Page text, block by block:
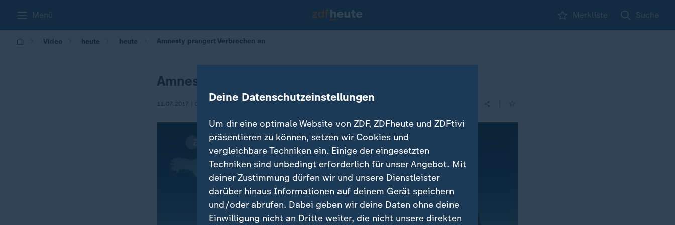
Menü Merkliste Suche
Video heute heute Amnesty prangert Verbrechen an
Amnesty prangert Verbrechen an
11.07.2017 | 09:10 Deine Datenschutzeinstellungen
Um dir eine optimale Website von ZDF, ZDFheute und ZDFtivi
präsentieren zu können, setzen wir Cookies und
vergleichbare Techniken ein. Einige der eingesetzten
Techniken sind unbedingt erforderlich für unser Angebot. Mit
deiner Zustimmung dürfen wir und unsere Dienstleister
darüber hinaus Informationen auf deinem Gerät speichern
und/oder abrufen. Dabei geben wir deine Daten ohne deine
Einwilligung nicht an Dritte weiter, die nicht unsere direkten